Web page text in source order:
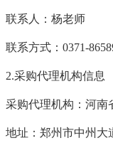
联系人：杨老师
联系方式： 0371-
2.采购代理机构信息
采购代理机构：河南
地址：郑州市中州大